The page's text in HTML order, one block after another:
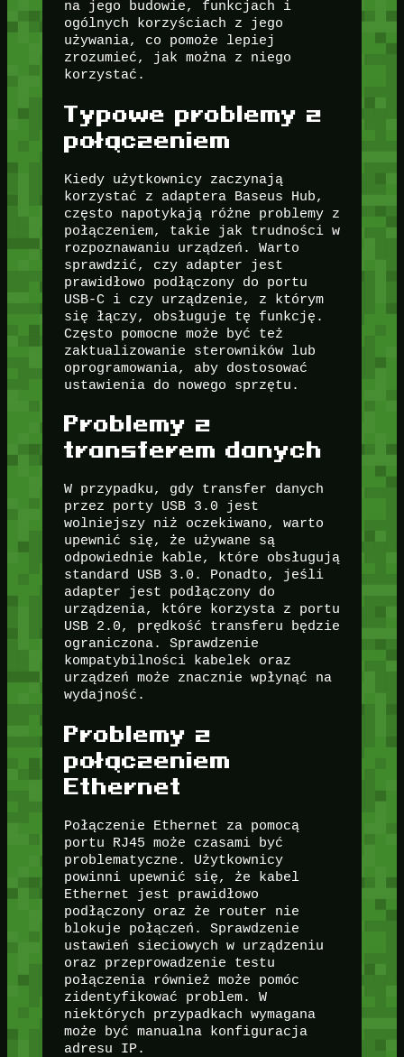
na jego budowie, funkcjach i
ogólnych korzyściach z jego
używania, co pomoże lepiej
zrozumieć, jak można z niego
korzystać.
Typowe problemy z
połączeniem
Kiedy użytkownicy zaczynają
korzystać z adaptera Baseus Hub,
często napotykają różne problemy z
połączeniem, takie jak trudności w
rozpoznawaniu urządzeń. Warto
sprawdzić, czy adapter jest
prawidłowo podłączony do portu
USB-C i czy urządzenie, z którym
się łączy, obsługuje tę funkcję.
Często pomocne może być też
zaktualizowanie sterowników lub
oprogramowania, aby dostosować
ustawienia do nowego sprzętu.
Problemy z
transferem danych
W przypadku, gdy transfer danych
przez porty USB 3.0 jest
wolniejszy niż oczekiwano, warto
upewnić się, że używane są
odpowiednie kable, które obsługują
standard USB 3.0. Ponadto, jeśli
adapter jest podłączony do
urządzenia, które korzysta z portu
USB 2.0, prędkość transferu będzie
ograniczona. Sprawdzenie
kompatybilności kabelek oraz
urządzeń może znacznie wpłynąć na
wydajność.
Problemy z
połączeniem
Ethernet
Połączenie Ethernet za pomocą
portu RJ45 może czasami być
problematyczne. Użytkownicy
powinni upewnić się, że kabel
Ethernet jest prawidłowo
podłączony oraz że router nie
blokuje połączeń. Sprawdzenie
ustawień sieciowych w urządzeniu
oraz przeprowadzenie testu
połączenia również może pomóc
zidentyfikować problem. W
niektórych przypadkach wymagana
może być manualna konfiguracja
adresu IP.